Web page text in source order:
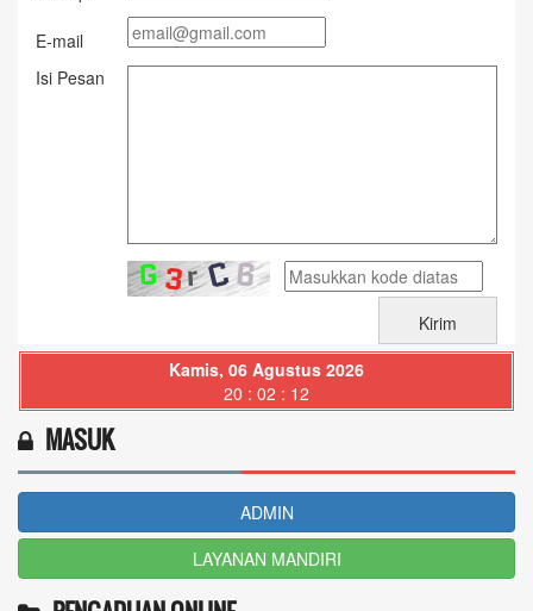
E-mail
Isi Pesan
Kamis, 06 Agustus 2026
20 : 02 : 12
MASUK
ADMIN
LAYANAN MANDIRI